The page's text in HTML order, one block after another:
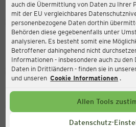
auch die Übermittlung von Daten zu Ihrer
mit der EU vergleichbares
personenbezogene Daten dorthin
Behörden diese gegebenenfalls unter
analysieren. Es besteht somit eine
Betroffener dahingehend nicht
Informationen - insbesondere auch zu
Daten in Drittländern - finden sie in
und unseren Cookie Informationen .
Allen Tools
Datenschutz-
Ernsting's family
Bullbrücke 2, 24235 Laboe
Aktuell:
Geschlossen
Service Hotline
+43 (0) 1 2675 502